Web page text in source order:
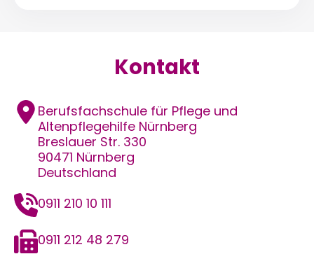
Kontakt
Adresse
Berufsfachschule für Pflege und
Altenpflegehilfe Nürnberg
Breslauer Str. 330
90471 Nürnberg
Deutschland
Telefon0911 210 10 111
Telefax0911 212 48 279